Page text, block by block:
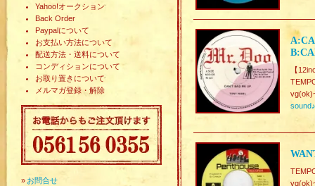
Yahoo!オークション
Back Order
Paypalについて
お支払い方法について
配送方法・送料について
コンディションについて
お取り置きについて
メルマガ登録・解除
» お問合せ
【
sound♪